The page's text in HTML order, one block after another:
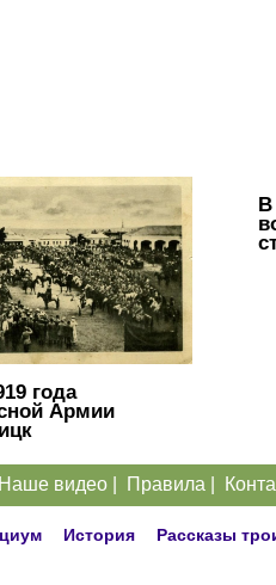
года
Армии
В
Наше видео| Правила
История Рассказы